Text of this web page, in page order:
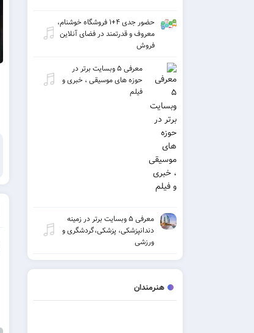
حضور جدی ۴+۱ فروشگاه خوشنام،
معروف و قدرتمند در فضای آنلاین
فروش
معرفی ۵ وبسایت برتر در
حوزه های موسیقی ، خبری و
فیلم
معرفی ۵ وبسایت برتر در زمینه
دندانپزشکی، پزشکی،گردشگری و
ورزشی
هنرمندان